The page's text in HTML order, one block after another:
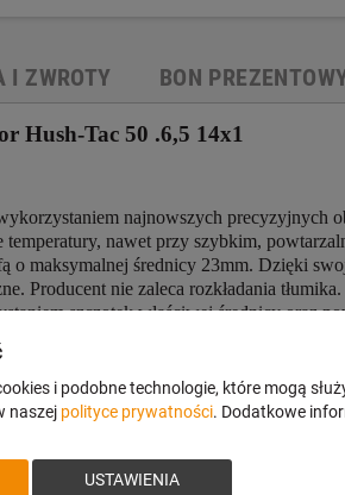
I ZWROTY BON
Hush-Tac 50 .6,5 14x1
najnowszych precyzyjnych
nawet przy szybkim,
o maksymalnej średnicy 23mm. Dzięki
Producent nie zaleca rozkładania
szczotek właściwej średnicy oraz
Dane Techiczne: Producent: L-Tac by
Maksymalna średnica lufy: 23mm
i podobne technologie, które mogą
naszej polityce prywatności. Dodatkowe
USTAWIENIA